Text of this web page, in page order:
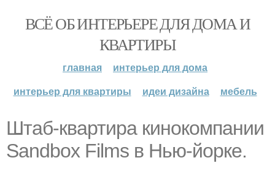
ВСЁ ОБ ИНТЕРЬЕРЕ ДЛЯ ДОМА И
КВАРТИРЫ
главная
интерьер для дома
интерьер для квартиры
идеи дизайна мебель
Штаб-квартира кинокомпании
Sandbox Films в Нью-йорке.